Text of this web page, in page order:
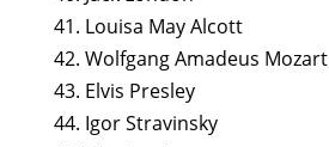
41. Louisa May Alcott
42. Wolfgang Amadeus Mozart
43. Elvis Presley
44. Igor Stravinsky